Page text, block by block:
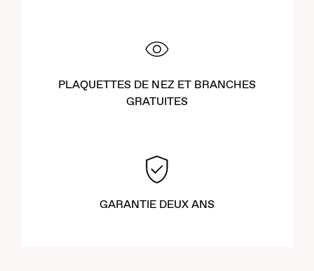
PLAQUETTES DE NEZ ET BRANCHES
GRATUITES
GARANTIE DEUX ANS